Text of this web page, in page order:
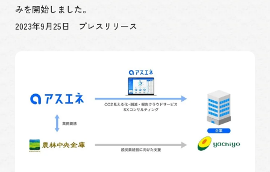
みを開始しました。
2023年9月25日 プレスリリース